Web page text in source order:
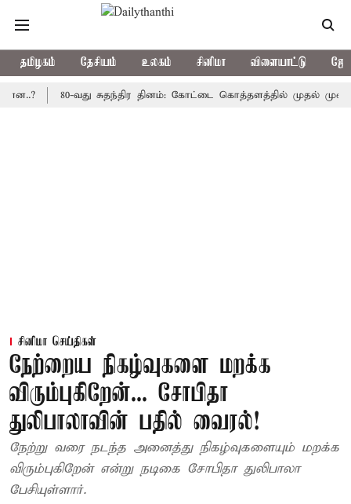
தமிழகம் தேசியம் உலகம் சினிமா விளையாட்டு
80-வது சுதந்திர தினம்: கோட்டை கொத்தளத்தில் முதல் முறையாக
சினிமா செய்திகள்
நேற்றைய நிகழ்வுகளை மறக்க
விரும்புகிறேன்... சோபிதா
துலிபாலாவின் பதில் வைரல்!
நேற்று வரை நடந்த அனைத்து நிகழ்வுகளையும் மறக்க
விரும்புகிறேன் என்று நடிகை சோபிதா துலிபாலா
பேசியுள்ளார்.